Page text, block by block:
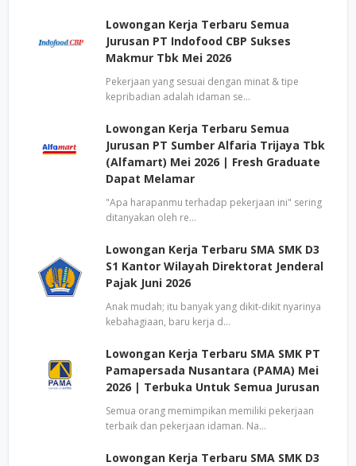
Lowongan Kerja Terbaru Semua
Jurusan PT Indofood CBP Sukses
Makmur Tbk Mei 2026
Pekerjaan yang sesuai dengan minat & tipe
kepribadian adalah idaman se…
Lowongan Kerja Terbaru Semua
Jurusan PT Sumber Alfaria Trijaya Tbk
(Alfamart) Mei 2026 | Fresh Graduate
Dapat Melamar
"Apa harapanmu terhadap pekerjaan ini" sering
ditanyakan oleh re…
Lowongan Kerja Terbaru SMA SMK D3
S1 Kantor Wilayah Direktorat Jenderal
Pajak Juni 2026
Anak mudah; itu banyak yang dikit-dikit nyarinya
kebahagiaan, baru kerja d…
Lowongan Kerja Terbaru SMA SMK PT
Pamapersada Nusantara (PAMA) Mei
2026 | Terbuka Untuk Semua Jurusan
Semua orang memimpikan memiliki pekerjaan
terbaik dan pekerjaan idaman. Na…
Lowongan Kerja Terbaru SMA SMK D3